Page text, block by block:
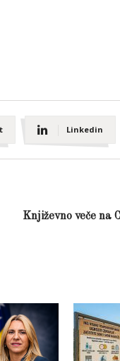
Linkedin
Književno veče na